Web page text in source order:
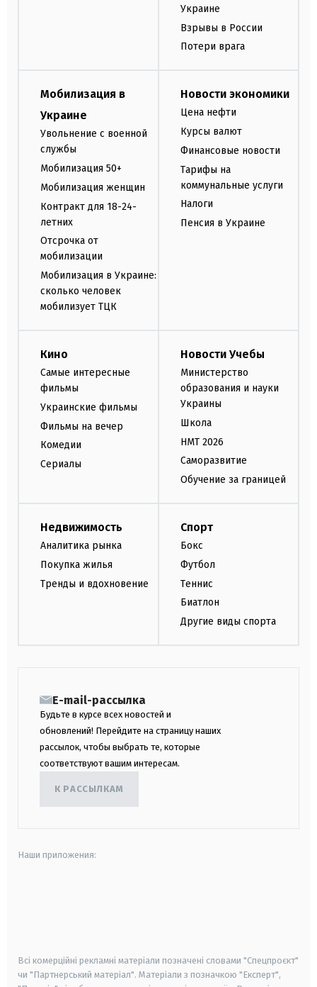
Украине
Взрывы в России
Потери врага
Мобилизация в
Украине
Увольнение с военной
службы
Мобилизация 50+
Мобилизация женщин
Контракт для 18-24-
летних
Отсрочка от
мобилизации
Мобилизация в Украине:
сколько человек
мобилизует ТЦК
Новости экономики
Цена нефти
Курсы валют
Финансовые новости
Тарифы на
коммунальные услуги
Налоги
Пенсия в Украине
Кино
Самые интересные
фильмы
Украинские фильмы
Фильмы на вечер
Комедии
Сериалы
Новости Учебы
Министерство
образования и науки
Украины
Школа
НМТ 2026
Саморазвитие
Обучение за границей
Недвижимость
Аналитика рынка
Покупка жилья
Тренды и вдохновение
Спорт
Бокс
Футбол
Теннис
Биатлон
Другие виды спорта
E-mail-рассылка
Будьте в курсе всех новостей и
обновлений! Перейдите на страницу наших
рассылок, чтобы выбрать те, которые
соответствуют вашим интересам.
К РАССЫЛКАМ
Наши приложения:
Всі комерційні рекламні матеріали позначені словами "Спецпроєкт"
чи "Партнерський матеріал". Матеріали з позначкою "Експерт",